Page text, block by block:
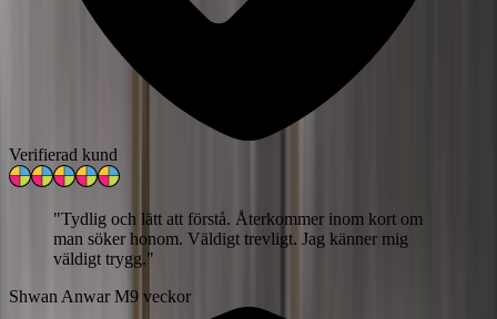
Verifierad kund
"Tydlig och lätt att förstå. Återkommer inom kort om
man söker honom. Väldigt trevligt. Jag känner mig
väldigt trygg."
Shwan Anwar M9 veckor